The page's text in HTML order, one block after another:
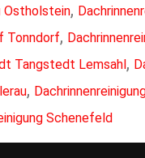
Ostholstein,
Tonndorf,
Tangstedt Lemsahl,
,
Schenefeld